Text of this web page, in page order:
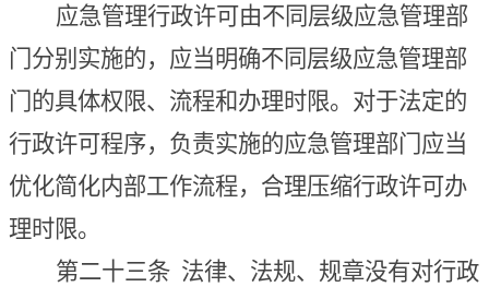
应急管理行政许可由不同层级应急管理部
门分别实施的，应当明确不同层级应急管理部
门的具体权限、流程和办理时限。对于法定的
行政许可程序，负责实施的应急管理部门应当
优化简化内部工作流程，合理压缩行政许可办
理时限。
第二十三条法律、法规、规章没有对行政